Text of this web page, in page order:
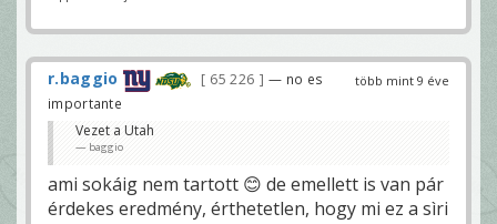
több mint 9 éve
r.baggio 65 226
— no es
importante
Vezet a Utah
baggio
ami sokáig nem tartott 😊 de emellett is van pár
érdekes eredmény, érthetetlen, hogy mi ez a sìri